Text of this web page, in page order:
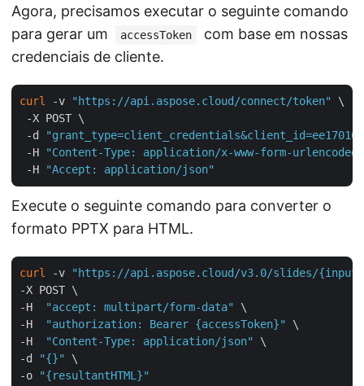
Agora, precisamos executar o seguinte comando
para gerar um
accessToken
com base em nossas
credenciais de cliente.
curl -v "https://api.aspose.cloud/connect/token"
\
-X POST \
-d
-H
"Content-Type: application/x-www-form-urlencoded"
-H
"Accept: application/json"
Execute o seguinte comando para converter o
formato PPTX para HTML.
curl -v
"https://api.aspose.cloud/v3.0/slides/
-X POST \
-H
"accept: multipart/form-data"
\
-H
"authorization: Bearer {accessToken}"
\
-H
"Content-Type: application/json"
\
-d
"{}"
\
-o
"{resultantHTML}"